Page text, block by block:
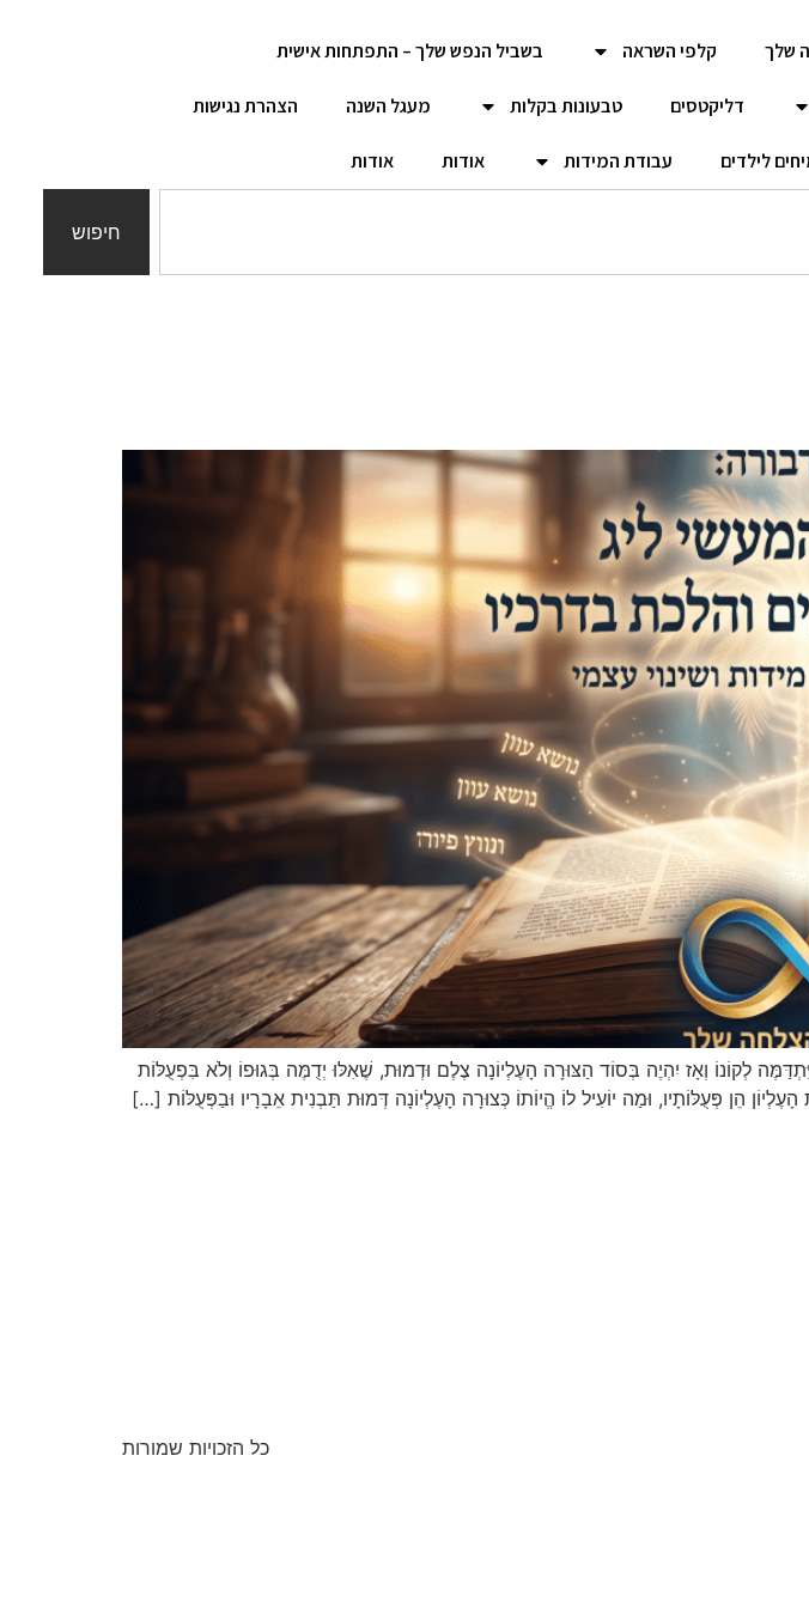
שלך קלפי השראה בשביל הנפש שלך – התפתחות אישית
דליקטסים טבעונות בקלות מעגל השנה הצהרת נגישות
לילדים עבודת המידות אודות אודות
חיפוש
לְקוֹנוֹ וְאָז יִהְיֶה בְּסוֹד הַצּוּרָה הָעֶלְיוֹנָה צֶלֶם וּדְמוּת, שֶׁאִלּוּ יְדֻמֶּה בְּגוּפוֹ וְלֹא בִּפְעֻלּוֹת
הֵן פְּעֻלּוֹתָיו, וּמַה יוֹעִיל לוֹ הֱיוֹתוֹ כְּצוּרָה הָעֶלְיוֹנָה דְּמוּת תַּבְנִית אֵבָרָיו וּבַפְּעֻלּוֹת […]
כל הזכויות שמורות